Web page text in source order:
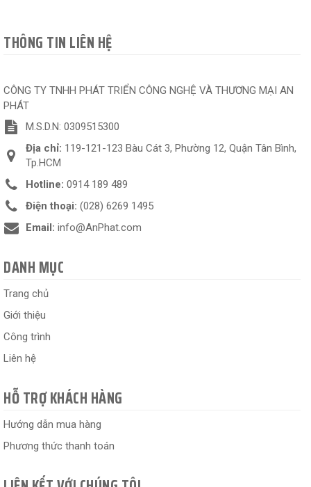
THÔNG TIN LIÊN HỆ
CÔNG TY TNHH PHÁT TRIỂN CÔNG NGHỆ VÀ THƯƠNG MẠI AN
PHÁT
M.S.D.N: 0309515300
Địa chỉ: 119-121-123 Bàu Cát 3, Phường 12, Quận Tân Bình,
Tp.HCM
Hotline: 0914 189 489
Điện thoại: (028) 6269 1495
Email: info@AnPhat.com
DANH MỤC
Trang chủ
Giới thiệu
Công trình
Liên hệ
HỖ TRỢ KHÁCH HÀNG
Hướng dẫn mua hàng
Phương thức thanh toán